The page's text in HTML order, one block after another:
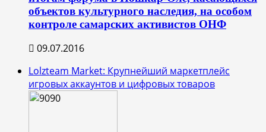
объектов культурного наследия, на особом
контроле самарских активистов ОНФ
09.07.2016
Lolzteam Market: Крупнейший маркетплейс
игровых аккаунтов и цифровых товаров